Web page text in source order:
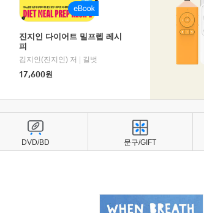
진지인 다이어트 밀프렙 레시
피
김지인(진지인) 저
길벗
17,600원
DVD/BD 문구/GIFT